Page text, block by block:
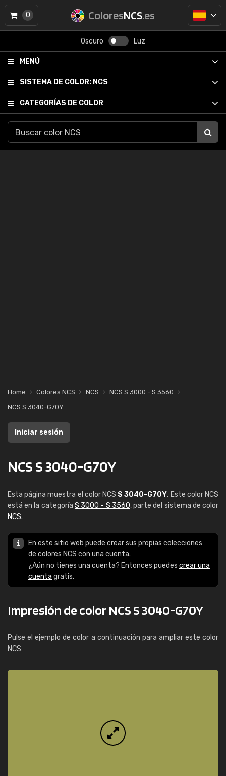
ColoresNCS.es
Oscuro Luz
MENÚ
SISTEMA DE COLOR: NCS
CATEGORÍAS DE COLOR
0
Home Colores NCS NCS
NCS S 3000 - S 3560
NCS S 3040-G70Y
Iniciar sesión
NCS S 3040-G70Y
Esta página muestra el color NCS S 3040-G70Y. Este color NCS
está en la categoría S 3000 - S 3560, parte del sistema de color
NCS.
En este sitio web puede crear sus propias colecciones
de colores NCS con una cuenta.
¿Aún no tienes una cuenta? Entonces puedes crear una
cuenta gratis.
Impresión de color NCS S 3040-G70Y
Pulse el ejemplo de color a continuación para ampliar este color
NCS: